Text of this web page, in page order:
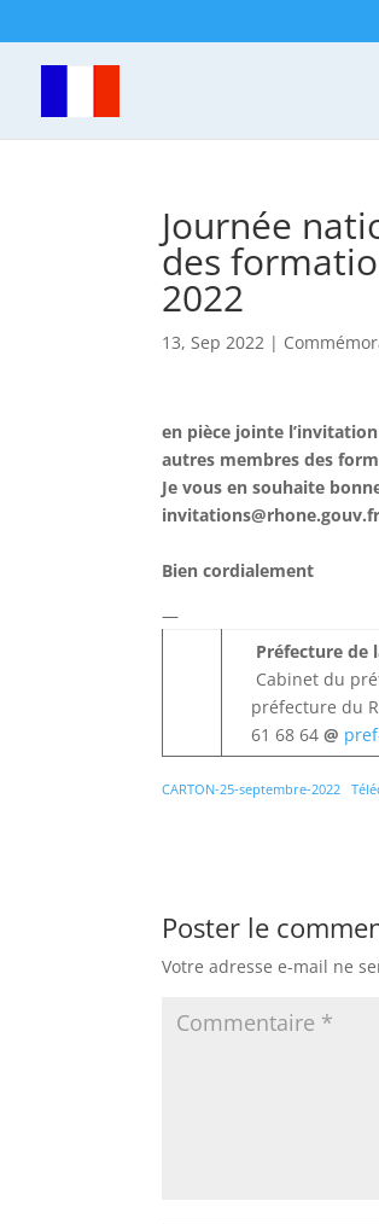
Journée
des
2022
13, Sep 2022 |
en pièce jointe
autres membres des
Je vous en souhaite
invitations@rhone.gouv.fr
Bien cordialement
—
Préfecture de
Cabinet du
préfecture du
61 68 64@
CARTON-25-septembre-2022
Poster le
Votre adresse e-mail ne